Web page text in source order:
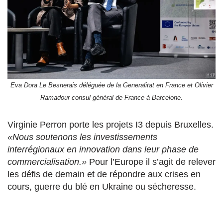
Eva Dora Le Besnerais déléguée de la Generalitat en France et Olivier
Ramadour consul général de France à Barcelone.
Virginie Perron porte les projets I3 depuis Bruxelles.
«Nous soutenons les investissements
interrégionaux en innovation dans leur phase de
commercialisation.» Pour l’Europe il s’agit de relever
les défis de demain et de répondre aux crises en
cours, guerre du blé en Ukraine ou sécheresse.